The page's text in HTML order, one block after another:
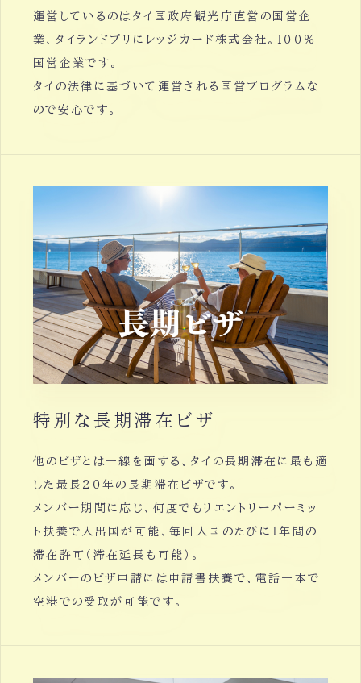
運営しているのはタイ国政府観光庁直営の国営企
業、タイランドプリにレッジカード株式会社。１００％
国営企業です。
タイの法律に基づいて運営される国営プログラムな
ので安心です。
特別な長期滞在ビザ
他のビザとは一線を画する、タイの長期滞在に最も適
した最長２０年の長期滞在ビザです。
メンバー期間に応じ、何度でもリエントリーパーミッ
ト扶養で入出国が可能、毎回入国のたびに１年間の
滞在許可（滞在延長も可能）。
メンバーのビザ申請には申請書扶養で、電話一本で
空港での受取が可能です。